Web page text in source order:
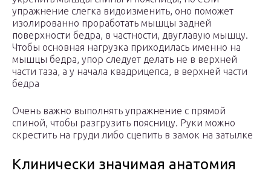
упражнение слегка видоизменить, оно поможет
изолированно проработать мышцы задней
поверхности бедра, в частности, двуглавую мышцу.
Чтобы основная нагрузка приходилась именно на
мышцы бедра, упор следует делать не в верхней
части таза, а у начала квадрицепса, в верхней части
бедра
Очень важно выполнять упражнение с прямой
спиной, чтобы разгрузить поясницу. Руки можно
скрестить на груди либо сцепить в замок на затылке
Клинически значимая анатомия